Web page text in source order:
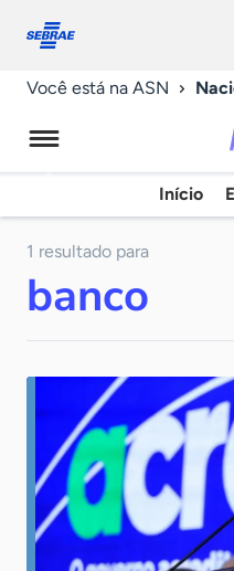
conosco
Você está na ASN
Início
1 resultado para
banco